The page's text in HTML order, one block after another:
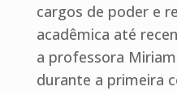
cargos de poder e
acadêmica até
a professora Miriam
durante a primeira